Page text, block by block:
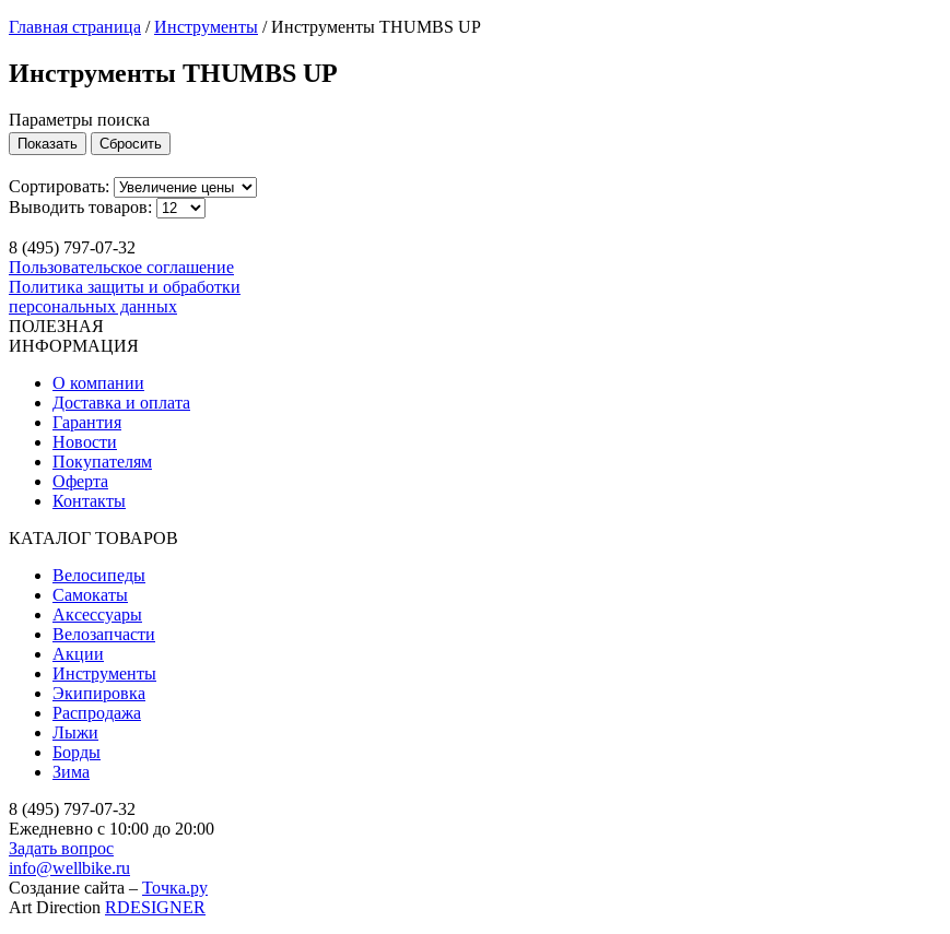
Главная страница / Инструменты / Инструменты THUMBS UP
Инструменты THUMBS UP
Параметры поиска
Сортировать:
Выводить товаров:
8 (495) 797-07-32
Пользовательское соглашение
Политика защиты и обработки
персональных данных
ПОЛЕЗНАЯ
ИНФОРМАЦИЯ
О компании
Доставка и оплата
Гарантия
Новости
Покупателям
Оферта
Контакты
КАТАЛОГ ТОВАРОВ
Велосипеды
Самокаты
Аксессуары
Велозапчасти
Акции
Инструменты
Экипировка
Распродажа
Лыжи
Борды
Зима
8 (495) 797-07-32
Ежедневно с 10:00 до 20:00
Задать вопрос
info@wellbike.ru
Создание сайта – Точка.ру
Art Direction RDESIGNER